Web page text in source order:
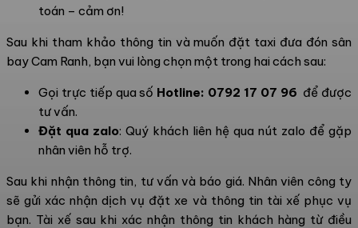
toán – cảm ơn!
Sau khi tham khảo thông tin và muốn đặt taxi đưa đón sân
bay Cam Ranh, bạn vui lòng chọn một trong hai cách sau:
Gọi trực tiếp qua số Hotline: 0792 17 07 96 để được
tư vấn.
Đặt qua zalo: Quý khách liên hệ qua nút zalo để gặp
nhân viên hỗ trợ.
Sau khi nhận thông tin, tư vấn và báo giá. Nhân viên công ty
sẽ gửi xác nhận dịch vụ đặt xe và thông tin tài xế phục vụ
bạn. Tài xế sau khi xác nhận thông tin khách hàng từ điều